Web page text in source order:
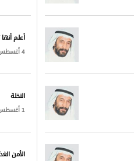
أعلم
4 أغسطس 2026
النخلة
1 أغسطس 2026
الأمن